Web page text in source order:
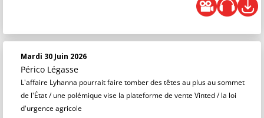
Mardi 30 Juin 2026
Périco Légasse
L'affaire Lyhanna pourrait faire tomber des têtes au plus au sommet
de l'État / une polémique vise la plateforme de vente Vinted / la loi
d'urgence agricole